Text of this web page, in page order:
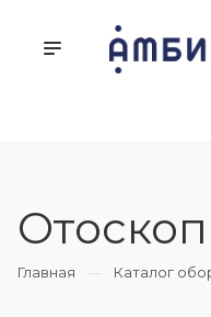
Главная Каталог